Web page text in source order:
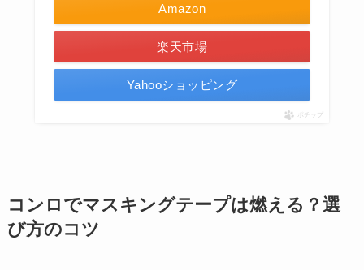
Amazon
楽天市場
Yahooショッピング
ポチップ
コンロでマスキングテープは燃える？選
び方のコツ